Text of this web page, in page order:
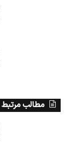
مطالب مرتبط